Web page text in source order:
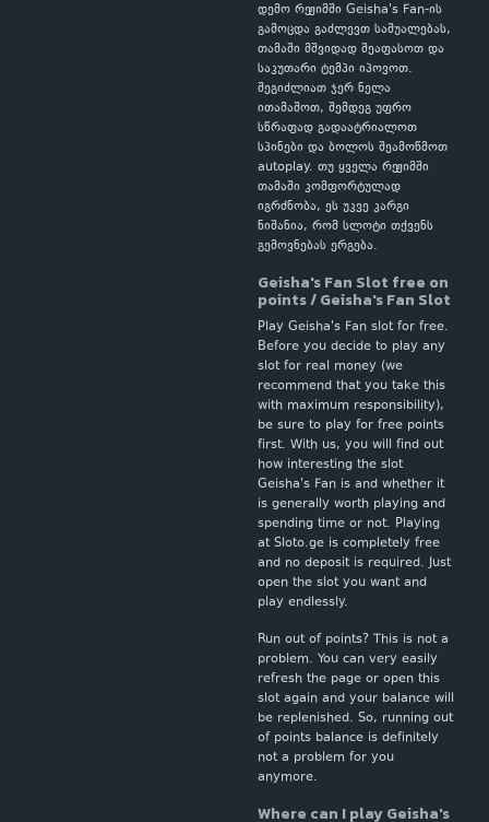
დემო რეჟიმში Geisha's Fan-ის
გამოცდა გაძლევთ საშუალებას,
თამაში მშვიდად შეაფასოთ და
საკუთარი ტემპი იპოვოთ.
შეგიძლიათ ჯერ ნელა
ითამაშოთ, შემდეგ უფრო
სწრაფად გადაატრიალოთ
სპინები და ბოლოს შეამოწმოთ
autoplay. თუ ყველა რეჟიმში
თამაში კომფორტულად
იგრძნობა, ეს უკვე კარგი
ნიშანია, რომ სლოტი თქვენს
გემოვნებას ერგება.
Geisha's Fan Slot free on
points / Geisha's Fan Slot
Play Geisha's Fan slot for free.
Before you decide to play any
slot for real money (we
recommend that you take this
with maximum responsibility),
be sure to play for free points
first. With us, you will find out
how interesting the slot
Geisha's Fan is and whether it
is generally worth playing and
spending time or not. Playing
at Sloto.ge is completely free
and no deposit is required. Just
open the slot you want and
play endlessly.
Run out of points? This is not a
problem. You can very easily
refresh the page or open this
slot again and your balance will
be replenished. So, running out
of points balance is definitely
not a problem for you
anymore.
Where can I play Geisha's